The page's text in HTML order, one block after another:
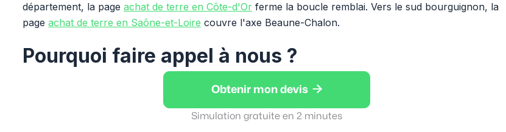
département, la pageachat de terre en Côte-d'Or ferme la boucle remblai. Vers le sud bourguignon, la
pageachat de terre en Saône-et-Loire couvre l'axe Beaune-Chalon.
Pourquoi faire appel à nous ?
Obtenir mon devis 
Simulation gratuite en 2 minutes